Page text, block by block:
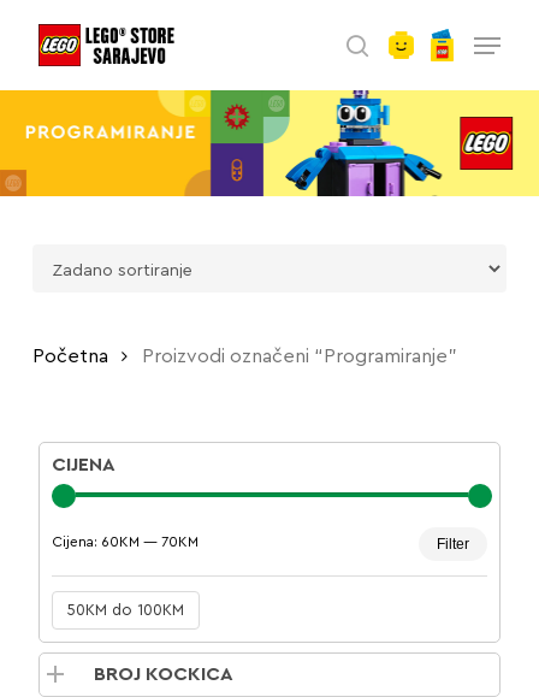
main
content
search
Početna Proizvodi označeni “Programiranje”
CIJENA
cijena
cijena
Filter
Cijena: 60KM — 70KM
50KM do 100KM
BROJ KOCKICA